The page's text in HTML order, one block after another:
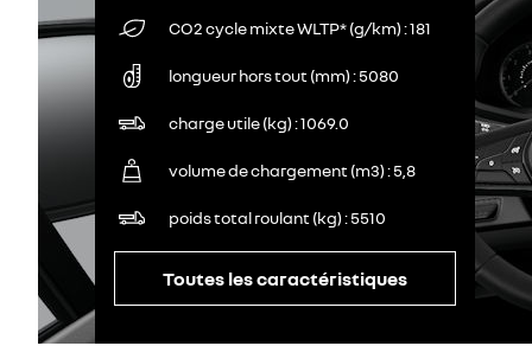
CO2 cycle mixte WLTP* (g/km) 181
longueur hors tout (mm) 5080
charge utile (kg) 1069.0
volume de chargement (m3) 5,8
poids total roulant (kg) 5510
Toutes les caractéristiques